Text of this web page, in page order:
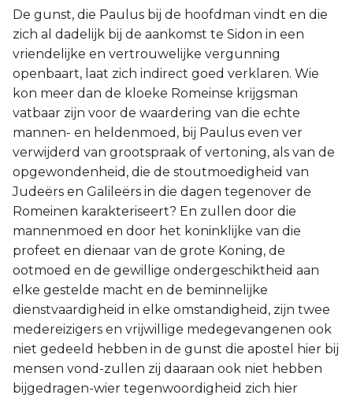
De gunst, die Paulus bij de hoofdman vindt en die
zich al dadelijk bij de aankomst te Sidon in een
vriendelijke en vertrouwelijke vergunning
openbaart, laat zich indirect goed verklaren. Wie
kon meer dan de kloeke Romeinse krijgsman
vatbaar zijn voor de waardering van die echte
mannen- en heldenmoed, bij Paulus even ver
verwijderd van grootspraak of vertoning, als van de
opgewondenheid, die de stoutmoedigheid van
Judeërs en Galileërs in die dagen tegenover de
Romeinen karakteriseert? En zullen door die
mannenmoed en door het koninklijke van die
profeet en dienaar van de grote Koning, de
ootmoed en de gewillige ondergeschiktheid aan
elke gestelde macht en de beminnelijke
dienstvaardigheid in elke omstandigheid, zijn twee
medereizigers en vrijwillige medegevangenen ook
niet gedeeld hebben in de gunst die apostel hier bij
mensen vond-zullen zij daaraan ook niet hebben
bijgedragen-wier tegenwoordigheid zich hier